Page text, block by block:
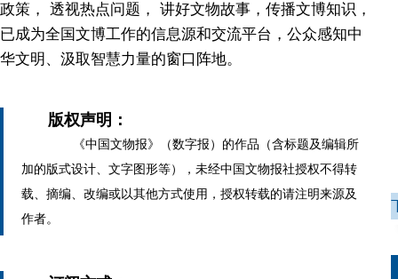
政策， 透视热点问题， 讲好文物故事，传播文博知识，
已成为全国文博工作的信息源和交流平台，公众感知中
华文明、汲取智慧力量的窗口阵地。
版权声明：
《中国文物报》（数字报）的作品（含标题及编辑所
加的版式设计、文字图形等），未经中国文物报社授权不得转
载、摘编、改编或以其他方式使用，授权转载的请注明来源及
作者。